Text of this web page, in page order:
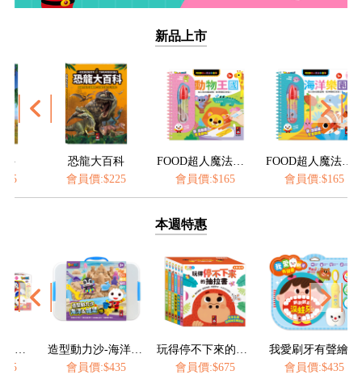
新品上市
大百科
價:$225
FOOD超人魔法水畫筆-動物王國
會員價:$165
FOOD超人魔法水畫筆-海洋樂園
會員價:$165
會員價
本週特惠
造型動力沙-海洋&城堡
價:$435
玩得停不下來的抽拉書(全套6冊)
會員價:$675
我愛刷牙有聲繪本
會員價:$435
會員價